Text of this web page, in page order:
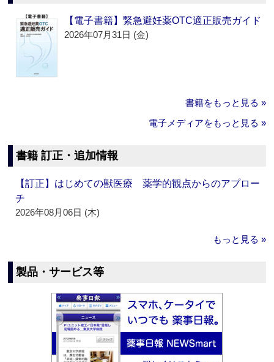
【電子書籍】緊急避妊薬OTC適正販売ガイド
2026年07月31日 (金)
書籍をもっと見る »
電子メディアをもっと見る »
書籍 訂正・追加情報
【訂正】はじめての獣医療 薬学的観点からのアプロー
チ
2026年08月06日 (木)
もっと見る »
製品・サービス等